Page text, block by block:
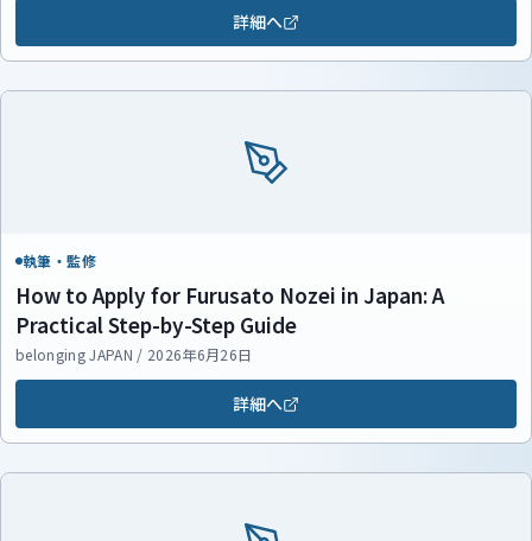
詳細へ
執筆・監修
How to Apply for Furusato Nozei in Japan: A
Practical Step-by-Step Guide
belonging JAPAN / 2026年6月26日
詳細へ